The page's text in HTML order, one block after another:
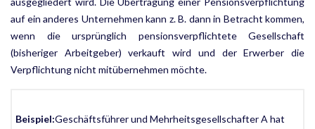
auf ein anderes Unternehmen kann z. B. dann in Betracht kommen,
wenn die ursprünglich pensionsverpflichtete Gesellschaft
(bisheriger Arbeitgeber) verkauft wird und der Erwerber die
Verpflichtung nicht mitübernehmen möchte.
Beispiel:Geschäftsführer und Mehrheitsgesellschafter A hat